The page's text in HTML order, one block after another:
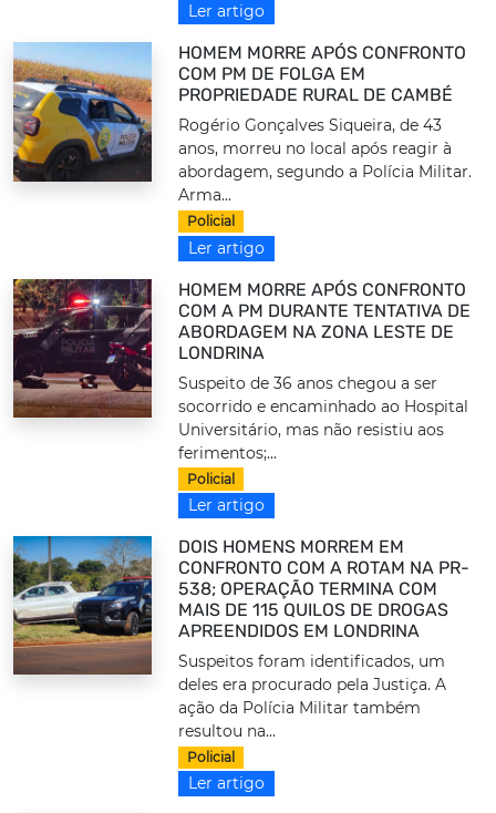
Ler artigo
HOMEM MORRE APÓS CONFRONTO
COM PM DE FOLGA EM
PROPRIEDADE RURAL DE CAMBÉ
Rogério Gonçalves Siqueira, de 43
anos, morreu no local após reagir à
abordagem, segundo a Polícia Militar.
Arma...
Policial
Ler artigo
HOMEM MORRE APÓS CONFRONTO
COM A PM DURANTE TENTATIVA DE
ABORDAGEM NA ZONA LESTE DE
LONDRINA
Suspeito de 36 anos chegou a ser
socorrido e encaminhado ao Hospital
Universitário, mas não resistiu aos
ferimentos;...
Policial
Ler artigo
DOIS HOMENS MORREM EM
CONFRONTO COM A ROTAM NA PR-
538; OPERAÇÃO TERMINA COM
MAIS DE 115 QUILOS DE DROGAS
APREENDIDOS EM LONDRINA
Suspeitos foram identificados, um
deles era procurado pela Justiça. A
ação da Polícia Militar também
resultou na...
Policial
Ler artigo